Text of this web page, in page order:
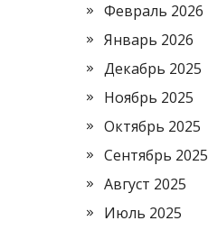
Февраль 2026
Январь 2026
Декабрь 2025
Ноябрь 2025
Октябрь 2025
Сентябрь 2025
Август 2025
Июль 2025